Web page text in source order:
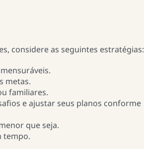
considere as seguintes estratégias:
metas.
familiares.
e ajustar seus planos conforme
que seja.
tempo.